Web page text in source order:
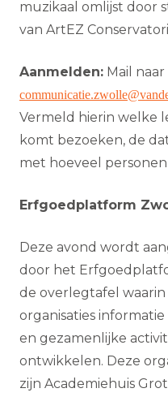
muzikaal omlijst door
van ArtEZ
Aanmelden: Mail naar
Vermeld hierin welke
komt bezoeken, de
met hoeveel
Erfgoedplatform
Deze avond wordt
door het
de overlegtafel waarin
organisaties
en gezamenlijke
ontwikkelen. Deze
zijn Academiehuis